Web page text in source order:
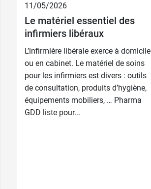
0,5 ml 10,49 €
1 ml 10,49 €
11/05/2026
Le matériel essentiel des
infirmiers libéraux
L’infirmière libérale exerce à domicile
ou en cabinet. Le matériel de soins
pour les infirmiers est divers : outils
de consultation, produits d’hygiène,
équipements mobiliers, … Pharma
GDD liste pour...